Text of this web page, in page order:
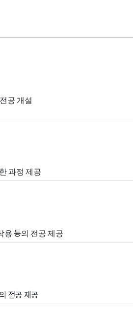
공 개설
과정 제공
용 등의 전공 제공
전공 제공